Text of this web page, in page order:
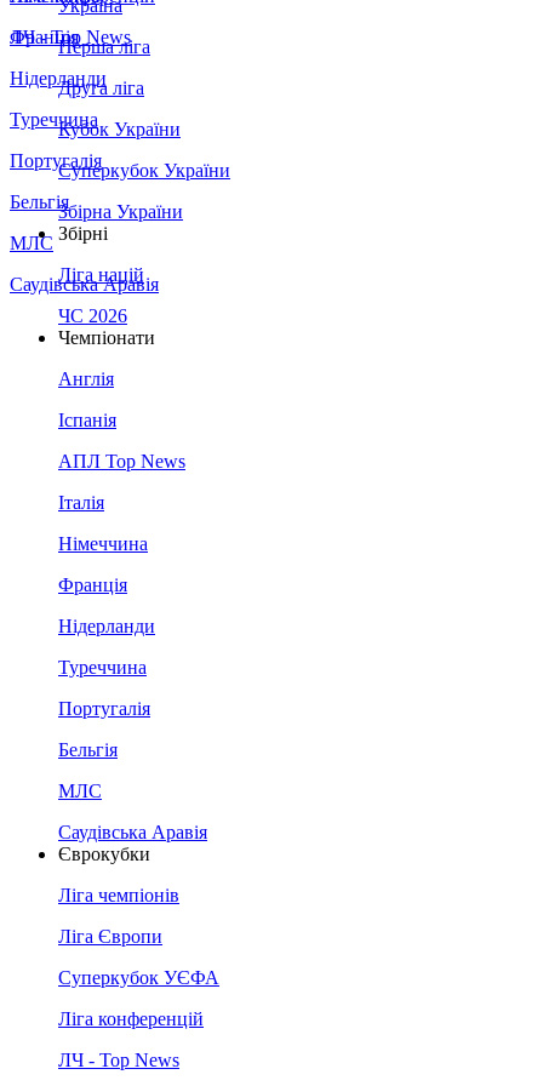
Франція
Нідерланди
Туреччина
Португалія
Бельгія
МЛС
Саудівська Аравія
ЛЧ - Top News
Україна
Перша ліга
Друга ліга
Кубок України
Суперкубок України
Збірна України
Збірні
Ліга націй
ЧС 2026
Чемпіонати
Англія
Іспанія
АПЛ Top News
Італія
Німеччина
Франція
Нідерланди
Туреччина
Португалія
Бельгія
МЛС
Саудівська Аравія
Єврокубки
Ліга чемпіонів
Ліга Європи
Суперкубок УЄФА
Ліга конференцій
ЛЧ - Top News